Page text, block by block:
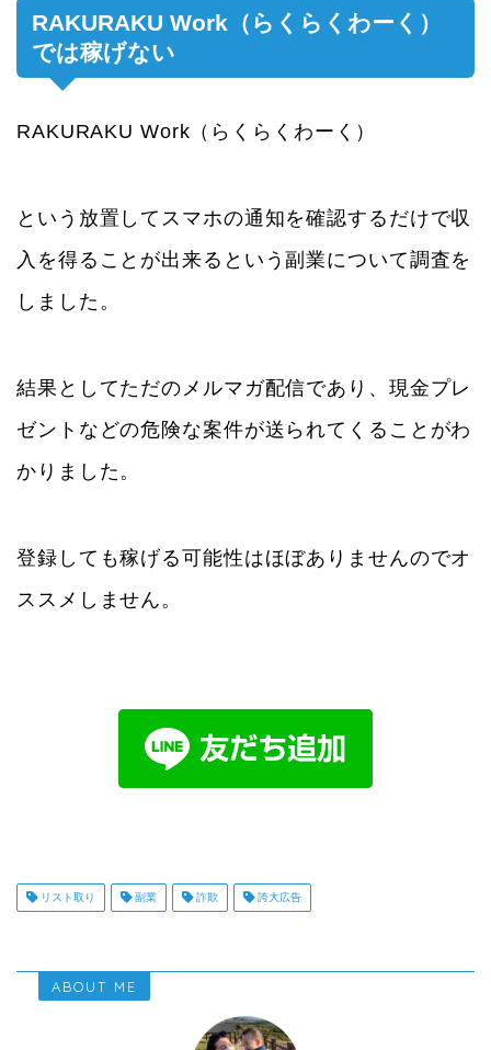
RAKURAKU Work（らくらくわーく）
では稼げない
RAKURAKU Work（らくらくわーく）
という放置してスマホの通知を確認するだけで収
入を得ることが出来るという副業について調査を
しました。
結果としてただのメルマガ配信であり、現金プレ
ゼントなどの危険な案件が送られてくることがわ
かりました。
登録しても稼げる可能性はほぼありませんのでオ
ススメしません。
リスト取り 副業 詐欺 誇大広告
ABOUT ME